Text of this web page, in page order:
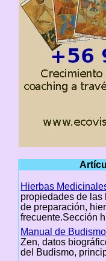
Hierbas
propiedades de
de preparación,
frecuente.Sección
Manual de Budismo
Zen, datos
del Budismo,